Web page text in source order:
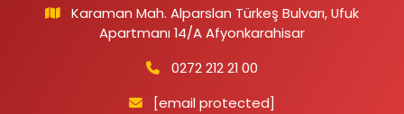
Karaman Mah. Alparslan Türkeş Bulvarı, Ufuk
Apartmanı 14/A Afyonkarahisar
0272 212 21 00
[email protected]